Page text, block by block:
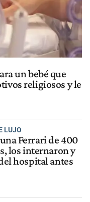
un bebé que
religiosos y le
LUJO
Ferrari de 400
los internaron y
hospital antes